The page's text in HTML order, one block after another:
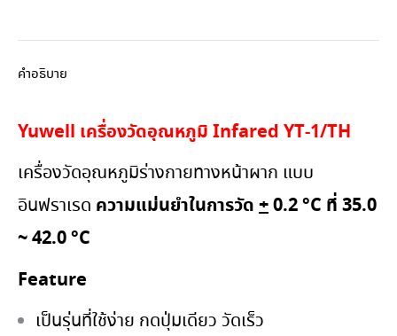
คำอธิบาย
Yuwell เครื่องวัดอุณหภูมิ Infared YT-1/TH
เครื่องวัดอุณหภูมิร่างกายทางหน้าผาก แบบ
อินฟราเรด ความแม่นยำในการวัด +0.2 °C ที่ 35.0
~ 42.0 °C
Feature
เป็นรุ่นที่ใช้ง่าย กดปุ่มเดียว วัดเร็ว